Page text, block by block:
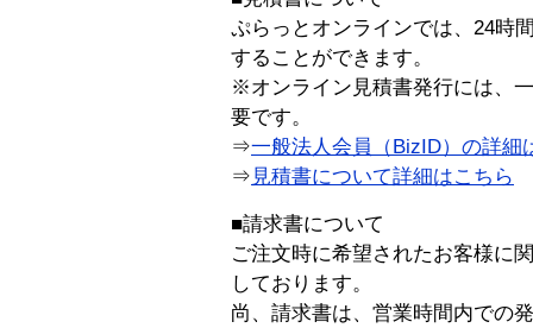
ぷらっとオンラインでは、24時
することができます。
※オンライン見積書発行には、
要です。
⇒一般法人会員（BizID）の詳細
⇒ 見積書について詳細はこちら
■請求書について
ご注文時に希望されたお客様に
しております。
尚、請求書は、営業時間内での